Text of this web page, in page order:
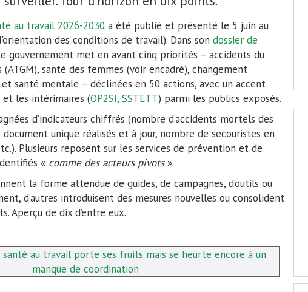
au travail 2026-2030 a été publié et présenté le 5 juin au
des conditions de travail). Dans son dossier de
gouvernement met en avant cinq priorités – accidents du
santé des femmes (voir encadré), changement
santé mentale – déclinées en 50 actions, avec un accent
et les intérimaires (OP2SI, SSTETT) parmi les publics exposés.
d’indicateurs chiffrés (nombre d’accidents mortels des
unique réalisés et à jour, nombre de secouristes en
Plusieurs reposent sur les services de prévention et de
« comme des acteurs pivots».
la forme attendue de guides, de campagnes, d’outils ou
d’autres introduisent des mesures nouvelles ou consolident
Aperçu de dix d’entre eux.
santé au travail porte ses fruits mais se heurte encore à un
manque de coordination